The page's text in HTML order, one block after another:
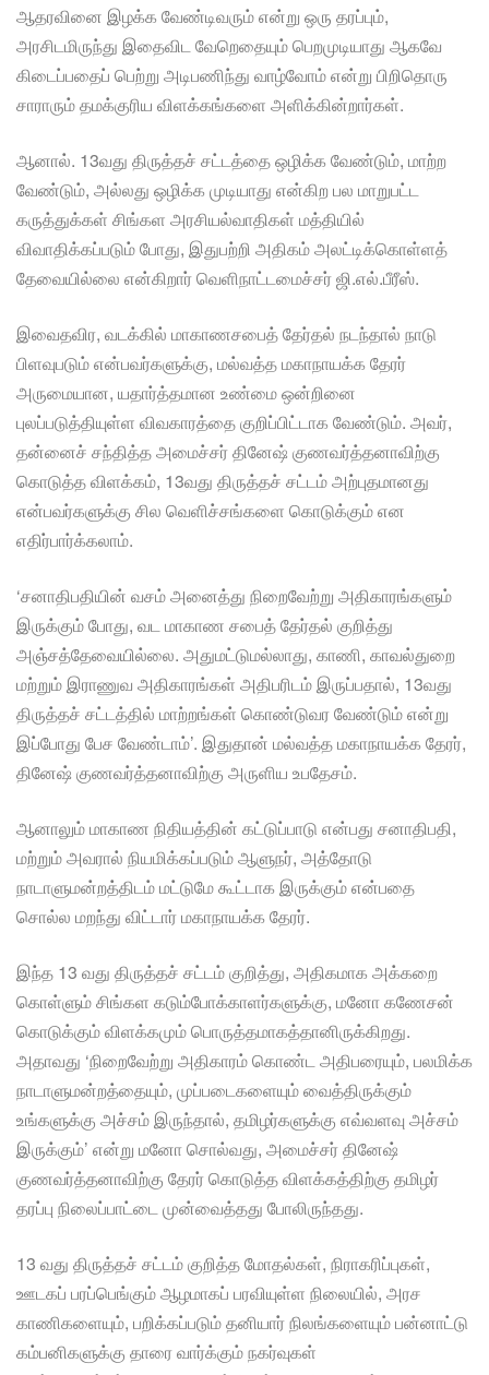
ஆதரவினை இழக்க வேண்டிவரும் என்று ஒரு தரப்பும்,
அரசிடமிருந்து இதைவிட வேறெதையும் பெறமுடியாது ஆகவே
கிடைப்பதைப் பெற்று அடிபணிந்து வாழ்வோம் என்று பிறிதொரு
சாராரும் தமக்குரிய விளக்கங்களை அளிக்கின்றார்கள்.
ஆனால். 13வது திருத்தச் சட்டத்தை ஒழிக்க வேண்டும், மாற்ற
வேண்டும், அல்லது ஒழிக்க முடியாது என்கிற பல மாறுபட்ட
கருத்துக்கள் சிங்கள அரசியல்வாதிகள் மத்தியில்
விவாதிக்கப்படும் போது, இதுபற்றி அதிகம் அலட்டிக்கொள்ளத்
தேவையில்லை என்கிறார் வெளிநாட்டமைச்சர் ஜி.எல்.பீரீஸ்.
இவைதவிர, வடக்கில் மாகாணசபைத் தேர்தல் நடந்தால் நாடு
பிளவுபடும் என்பவர்களுக்கு, மல்வத்த மகாநாயக்க தேரர்
அருமையான, யதார்த்தமான உண்மை ஒன்றினை
புலப்படுத்தியுள்ள விவகாரத்தை குறிப்பிட்டாக வேண்டும். அவர்,
தன்னைச் சந்தித்த அமைச்சர் தினேஷ் குணவர்த்தனாவிற்கு
கொடுத்த விளக்கம், 13வது திருத்தச் சட்டம் அற்புதமானது
என்பவர்களுக்கு சில வெளிச்சங்களை கொடுக்கும் என
எதிர்பார்க்கலாம்.
‘சனாதிபதியின் வசம் அனைத்து நிறைவேற்று அதிகாரங்களும்
இருக்கும் போது, வட மாகாண சபைத் தேர்தல் குறித்து
அஞ்சத்தேவையில்லை. அதுமட்டுமல்லாது, காணி, காவல்துறை
மற்றும் இராணுவ அதிகாரங்கள் அதிபரிடம் இருப்பதால், 13வது
திருத்தச் சட்டத்தில் மாற்றங்கள் கொண்டுவர வேண்டும் என்று
இப்போது பேச வேண்டாம்’. இதுதான் மல்வத்த மகாநாயக்க தேரர்,
தினேஷ் குணவர்த்தனாவிற்கு அருளிய உபதேசம்.
ஆனாலும் மாகாண நிதியத்தின் கட்டுப்பாடு என்பது சனாதிபதி,
மற்றும் அவரால் நியமிக்கப்படும் ஆளுநர், அத்தோடு
நாடாளுமன்றத்திடம் மட்டுமே கூட்டாக இருக்கும் என்பதை
சொல்ல மறந்து விட்டார் மகாநாயக்க தேரர்.
இந்த 13 வது திருத்தச் சட்டம் குறித்து, அதிகமாக அக்கறை
கொள்ளும் சிங்கள கடும்போக்காளர்களுக்கு, மனோ கணேசன்
கொடுக்கும் விளக்கமும் பொருத்தமாகத்தானிருக்கிறது.
அதாவது ‘நிறைவேற்று அதிகாரம் கொண்ட அதிபரையும், பலமிக்க
நாடாளுமன்றத்தையும், முப்படைகளையும் வைத்திருக்கும்
உங்களுக்கு அச்சம் இருந்தால், தமிழர்களுக்கு எவ்வளவு அச்சம்
இருக்கும்’ என்று மனோ சொல்வது, அமைச்சர் தினேஷ்
குணவர்த்தனாவிற்கு தேரர் கொடுத்த விளக்கத்திற்கு தமிழர்
தரப்பு நிலைப்பாட்டை முன்வைத்தது போலிருந்தது.
13 வது திருத்தச் சட்டம் குறித்த மோதல்கள், நிராகரிப்புகள்,
ஊடகப் பரப்பெங்கும் ஆழமாகப் பரவியுள்ள நிலையில், அரச
காணிகளையும், பறிக்கப்படும் தனியார் நிலங்களையும் பன்னாட்டு
கம்பனிகளுக்கு தாரை வார்க்கும் நகர்வுகள்